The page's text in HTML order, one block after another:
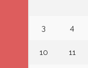
3 4
10 11